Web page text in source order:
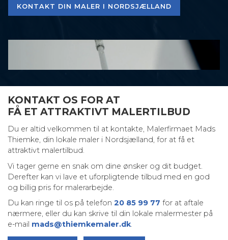
KONTAKT DIN MALER I NORDSJÆLLAND
KONTAKT OS FOR AT
FÅ ET ATTRAKTIVT MALERTILBUD
Du er altid velkommen til at kontakte, Malerfirmaet Mads
Thiemke, din lokale maler i Nordsjælland, for at få et
attraktivt malertilbud.
Vi tager gerne en snak om dine ønsker og dit budget.
Derefter kan vi lave et uforpligtende tilbud med en god
og billig pris for malerarbejde.
Du kan ringe til os på telefon 20 85 99 77 for at aftale
nærmere, eller du kan skrive til din lokale malermester på
e-mail mads@thiemkemaler.dk.